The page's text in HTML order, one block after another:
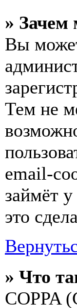
» Зачем
Вы
Тем не
email-
займёт
это
» Что
COPPA